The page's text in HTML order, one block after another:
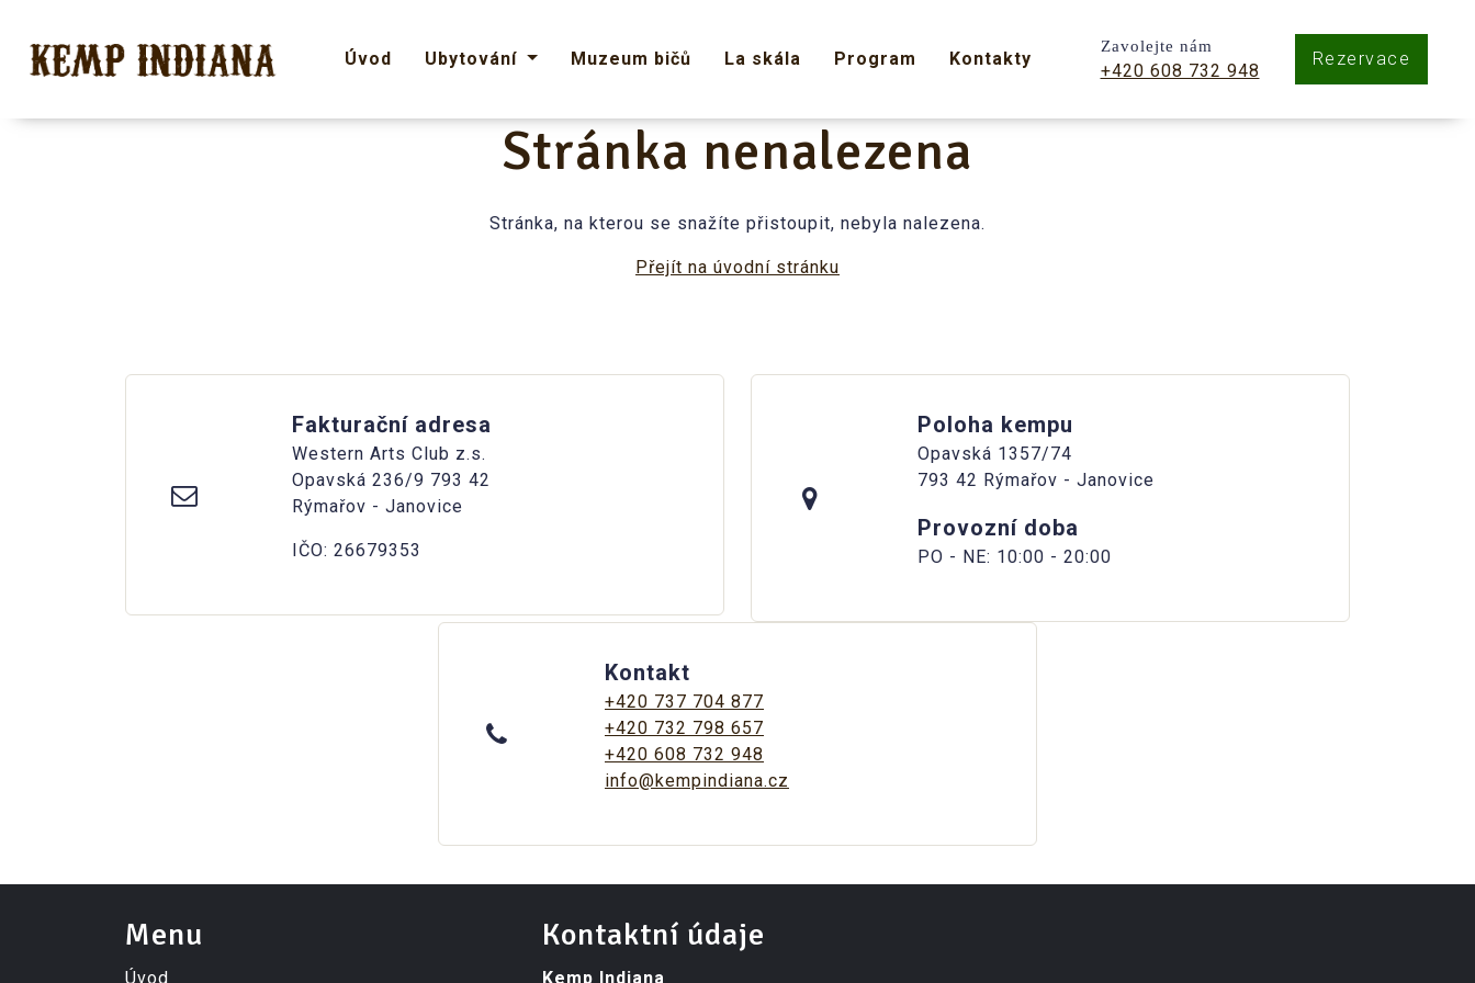
Úvod Ubytování Muzeum bičů La skála Program Kontakty
Zavolejte nám
+420 608 732 948
Rezervace
Stránka nenalezena
Stránka, na kterou se snažíte přistoupit, nebyla nalezena.
Přejít na úvodní stránku
Fakturační adresa
Western Arts Club z.s.
Opavská 236/9 793 42
Rýmařov - Janovice
IČO: 26679353
Poloha kempu
Opavská 1357/74
793 42 Rýmařov - Janovice
Provozní doba
PO - NE: 10:00 - 20:00
Kontakt
+420 737 704 877
+420 732 798 657
+420 608 732 948
info@kempindiana.cz
Menu
Úvod
Kontaktní údaje
Kemp Indiana